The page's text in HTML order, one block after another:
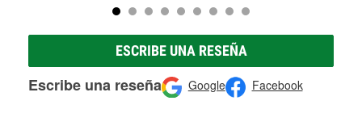
ESCRIBE UNA RESEÑA
Escribe una reseña Google Facebook